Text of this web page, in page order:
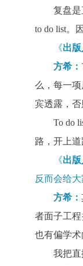
复盘
to do list。
《出版
方希：
么，每一
宾透露，
To do
路，开上
《出版
反而会给
方希：
者面子工
也有偏学
我把